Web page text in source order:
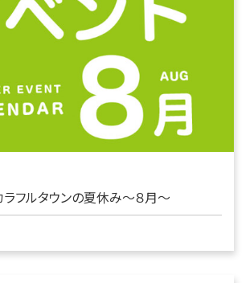
ラフルタウンの夏休み～８月～